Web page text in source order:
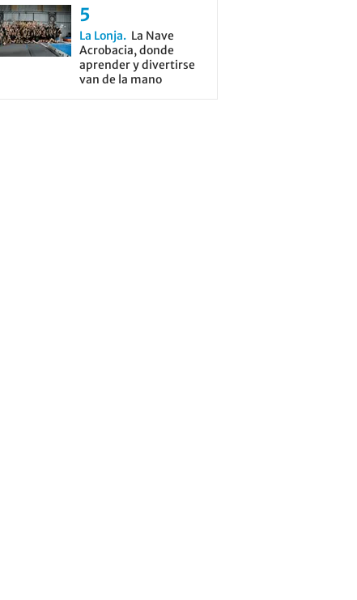
La Lonja
La Nave
Acrobacia, donde
aprender y divertirse
van de la mano